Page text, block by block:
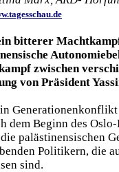
bitterer
zwischen
von Präsident
dem Beginn des
palästinensischen
Politikern, die
sind.